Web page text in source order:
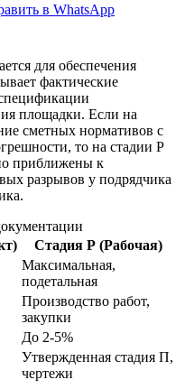
в WhatsApp
для обеспечения
фактические
площадки. Если на
сметных нормативов с
то на стадии Р
приближены к
разрывов у подрядчика
Стадия Р (Рабочая)
Максимальная,
подетальная
Производство работ,
закупки
До 2-5%
Утвержденная стадия П,
чертежи